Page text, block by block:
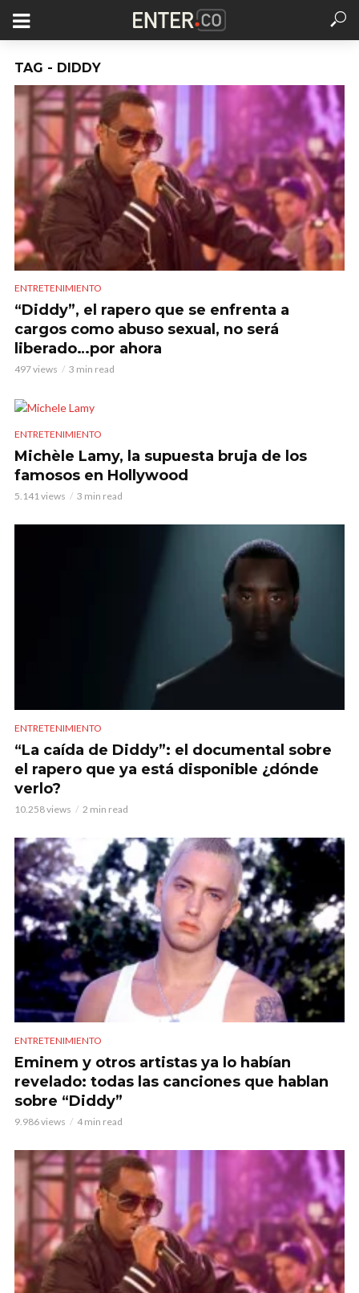
TAG - DIDDY
ENTRETENIMIENTO
“Diddy”, el rapero que se enfrenta a
cargos como abuso sexual, no será
liberado…por ahora
497 views 3 min read
ENTRETENIMIENTO
Michèle Lamy, la supuesta bruja de los
famosos en Hollywood
5.141 views 3 min read
ENTRETENIMIENTO
“La caída de Diddy”: el documental sobre
el rapero que ya está disponible ¿dónde
verlo?
10.258 views 2 min read
ENTRETENIMIENTO
Eminem y otros artistas ya lo habían
revelado: todas las canciones que hablan
sobre “Diddy”
9.986 views 4 min read